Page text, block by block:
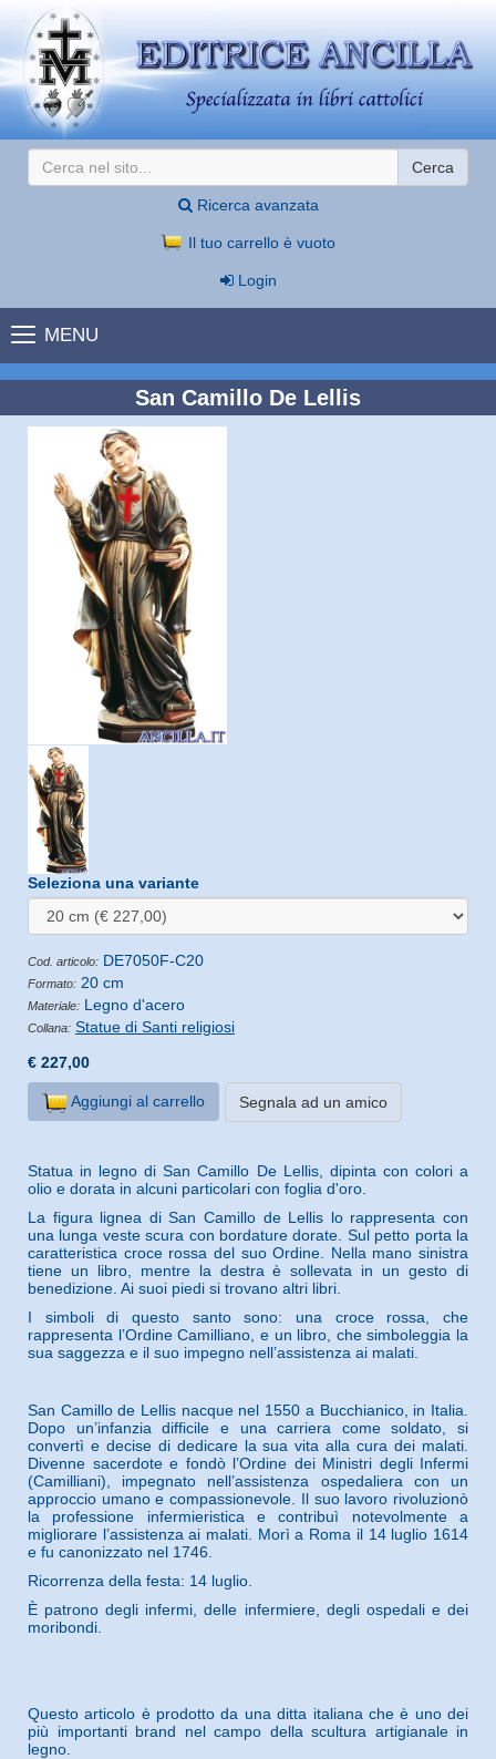
Cerca
Ricerca avanzata
Il tuo carrello è vuoto
Login
MENU
San Camillo De Lellis
Seleziona una variante
Cod. articolo: DE7050F-C20
Formato: 20 cm
Materiale: Legno d'acero
Collana: Statue di Santi religiosi
€ 227,00
Aggiungi al carrello Segnala ad un amico
Statua in legno di San Camillo De Lellis, dipinta con colori a
olio e dorata in alcuni particolari con foglia d'oro.
La figura lignea di San Camillo de Lellis lo rappresenta con
una lunga veste scura con bordature dorate. Sul petto porta la
caratteristica croce rossa del suo Ordine. Nella mano sinistra
tiene un libro, mentre la destra è sollevata in un gesto di
benedizione. Ai suoi piedi si trovano altri libri.
I simboli di questo santo sono: una croce rossa, che
rappresenta l’Ordine Camilliano, e un libro, che simboleggia la
sua saggezza e il suo impegno nell’assistenza ai malati.
San Camillo de Lellis nacque nel 1550 a Bucchianico, in Italia.
Dopo un’infanzia difficile e una carriera come soldato, si
convertì e decise di dedicare la sua vita alla cura dei malati.
Divenne sacerdote e fondò l’Ordine dei Ministri degli Infermi
(Camilliani), impegnato nell’assistenza ospedaliera con un
approccio umano e compassionevole. Il suo lavoro rivoluzionò
la professione infermieristica e contribuì notevolmente a
migliorare l’assistenza ai malati. Morì a Roma il 14 luglio 1614
e fu canonizzato nel 1746.
Ricorrenza della festa: 14 luglio.
È patrono degli infermi, delle infermiere, degli ospedali e dei
moribondi
Questo articolo è prodotto da una ditta italiana che è uno dei
più importanti brand nel campo della scultura artigianale in
legno.